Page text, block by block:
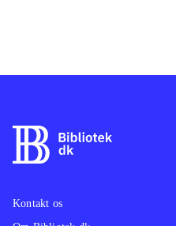
Kontakt os